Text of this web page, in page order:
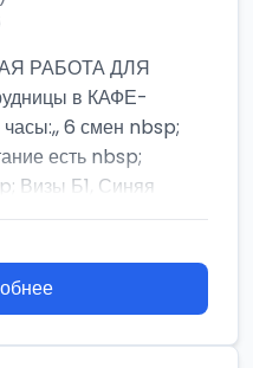
РАБОТА ДЛЯ
в КАФЕ-
6 смен nbsp;
есть nbsp;
Визы Б1, Синяя